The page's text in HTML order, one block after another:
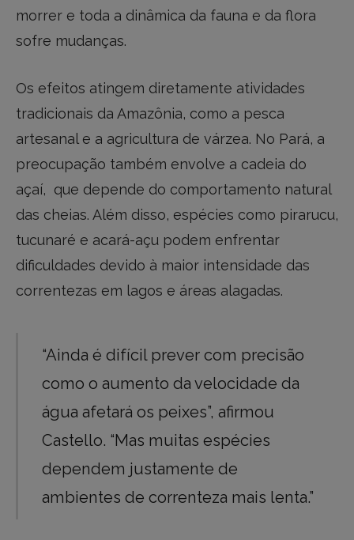
morrer e toda a dinâmica da fauna e da flora
sofre mudanças.
Os efeitos atingem diretamente atividades
tradicionais da Amazônia, como a pesca
artesanal e a agricultura de várzea. No Pará, a
preocupação também envolve a cadeia do
açaí, que depende do comportamento natural
das cheias. Além disso, espécies como pirarucu,
tucunaré e acará-açu podem enfrentar
dificuldades devido à maior intensidade das
correntezas em lagos e áreas alagadas.
“Ainda é difícil prever com precisão
como o aumento da velocidade da
água afetará os peixes”, afirmou
Castello. “Mas muitas espécies
dependem justamente de
ambientes de correnteza mais lenta.”